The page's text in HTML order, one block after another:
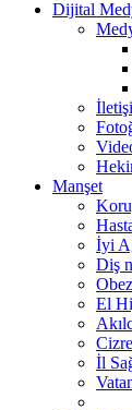
Dijital
Manşet
İyi
Diş
El
İl